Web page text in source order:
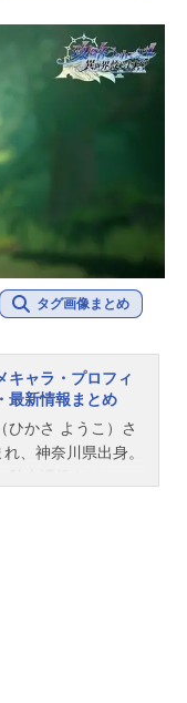
タグ画像まとめ
キャラ・プロフィ
最新情報まとめ
ひかさ ようこ）さ
、神奈川県出身。
事をご紹介！